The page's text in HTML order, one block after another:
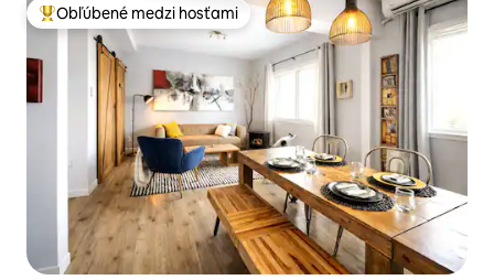
Najobľúbenejšie medzi hosťami
Obľúbené medzi hosťami